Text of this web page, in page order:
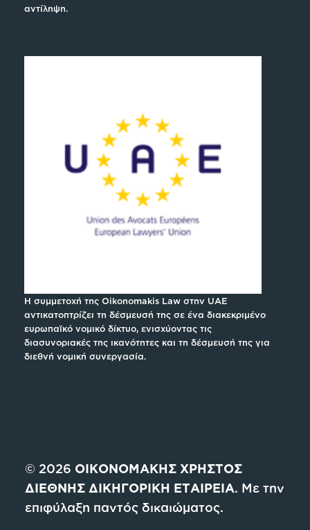
αντίληψη.
Η συμμετοχή της Oikonomakis Law στην UAE
αντικατοπτρίζει τη δέσμευσή της σε ένα διακεκριμένο
ευρωπαϊκό νομικό δίκτυο, ενισχύοντας τις
διασυνοριακές της ικανότητες και τη δέσμευσή της για
διεθνή νομική συνεργασία.
© 2026 ΟΙΚΟΝΟΜΑΚΗΣ ΧΡΗΣΤΟΣ
ΔΙΕΘΝΗΣ ΔΙΚΗΓΟΡΙΚΗ ΕΤΑΙΡΕΙΑ. Με την
επιφύλαξη παντός δικαιώματος.